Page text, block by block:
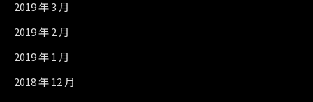
2019 年 3 月
2019 年 2 月
2019 年 1 月
2018 年 12 月